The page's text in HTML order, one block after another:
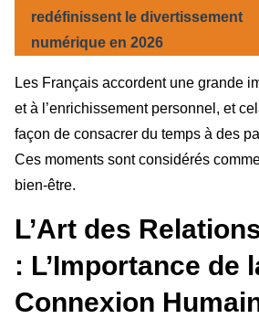
redéfinissent le divertissement
numérique en 2026
Les Français accordent une grande
et à l’enrichissement personnel, et
façon de consacrer du temps à des
Ces moments sont considérés
bien-être.
L’Art des
: L’Importance de
Connexion